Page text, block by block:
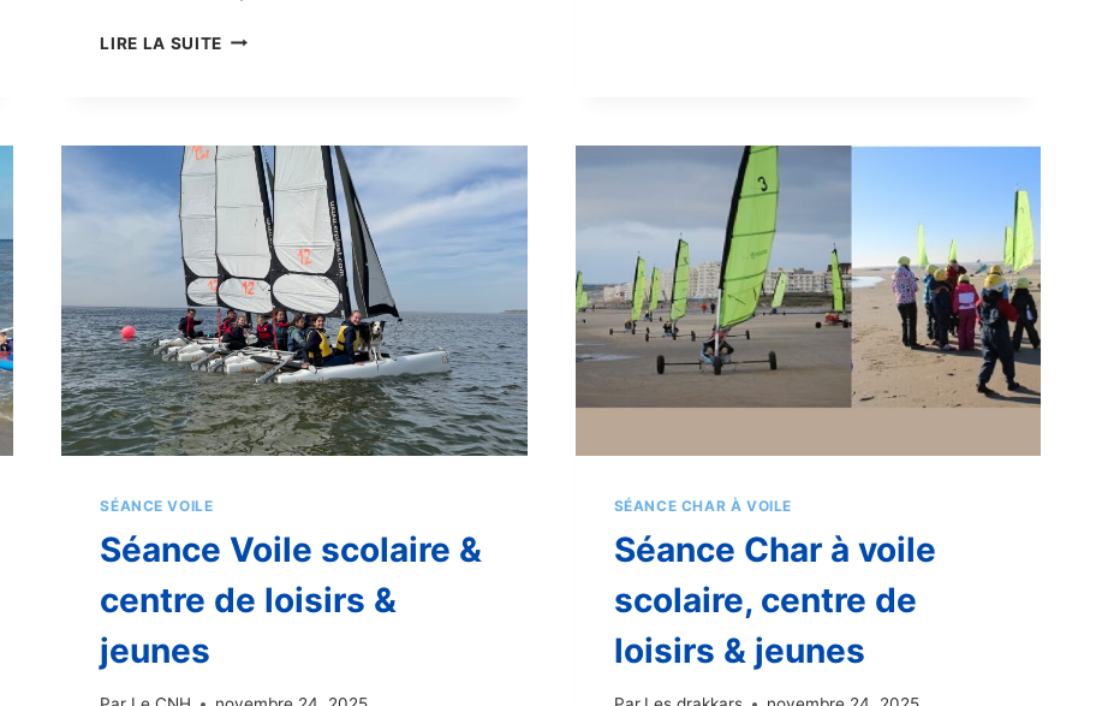
LIRE LA SUITE CYCLE
DE
LOISIRS
&
JEUNES
LOISIRS
SÉANCE VOILE
Séance Voile scolaire &
centre de loisirs &
jeunes
SÉANCE CHAR À VOILE
Séance Char à voile
scolaire, centre de
loisirs & jeunes